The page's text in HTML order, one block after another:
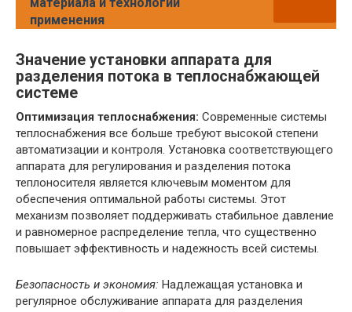
применения
Значение установки аппарата для
разделения потока в теплоснабжающей
системе
Оптимизация теплоснабжения: Современные системы
теплоснабжения все больше требуют высокой степени
автоматизации и контроля. Установка соответствующего
аппарата для регулирования и разделения потока
теплоносителя является ключевым моментом для
обеспечения оптимальной работы системы. Этот
механизм позволяет поддерживать стабильное давление
и равномерное распределение тепла, что существенно
повышает эффективность и надежность всей системы.
Безопасность и экономия: Надлежащая установка и
регулярное обслуживание аппарата для разделения